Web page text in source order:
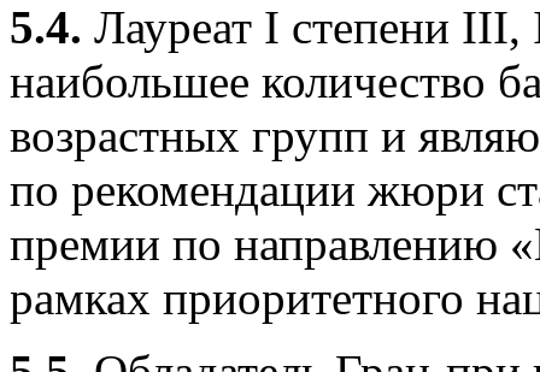
5.4. Лауреат I степени
наибольшее количество
возрастных групп и
по рекомендации жюри
премии по направлению
рамках приоритетного